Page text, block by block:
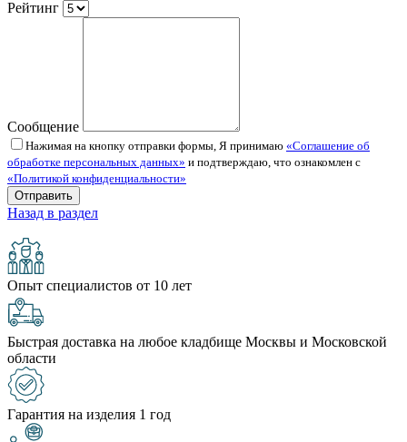
Рейтинг
Сообщение
Нажимая на кнопку отправки формы, Я принимаю «Соглашение об
обработке персональных данных» и подтверждаю, что ознакомлен с
«Политикой конфиденциальности»
Назад в раздел
Опыт специалистов от 10 лет
Быстрая доставка на любое кладбище Москвы и Московской
области
Гарантия на изделия 1 год